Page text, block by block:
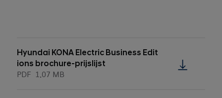
Hyundai KONA Electric Business Edit
ions brochure-prijslijst
PDF 1.07 MB